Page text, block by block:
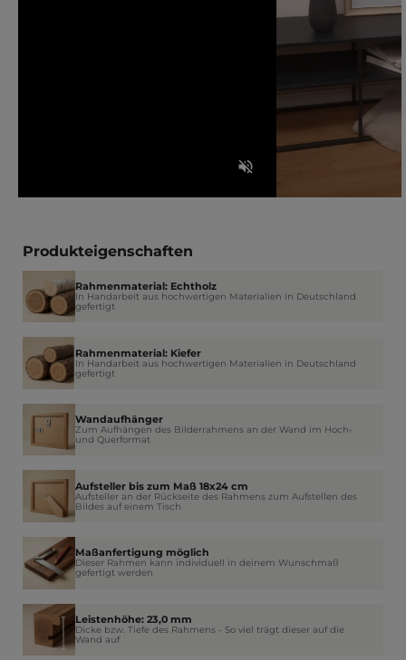
Produkteigenschaften
Rahmenmaterial: Echtholz
In Handarbeit aus hochwertigen Materialien in Deutschland
gefertigt
Rahmenmaterial: Kiefer
In Handarbeit aus hochwertigen Materialien in Deutschland
gefertigt
Wandaufhänger
Zum Aufhängen des Bilderrahmens an der Wand im Hoch-
und Querformat
Aufsteller bis zum Maß 18x24 cm
Aufsteller an der Rückseite des Rahmens zum Aufstellen des
Bildes auf einem Tisch
Maßanfertigung möglich
Dieser Rahmen kann individuell in deinem Wunschmaß
gefertigt werden
Leistenhöhe: 23,0 mm
Dicke bzw. Tiefe des Rahmens - So viel trägt dieser auf die
Wand auf